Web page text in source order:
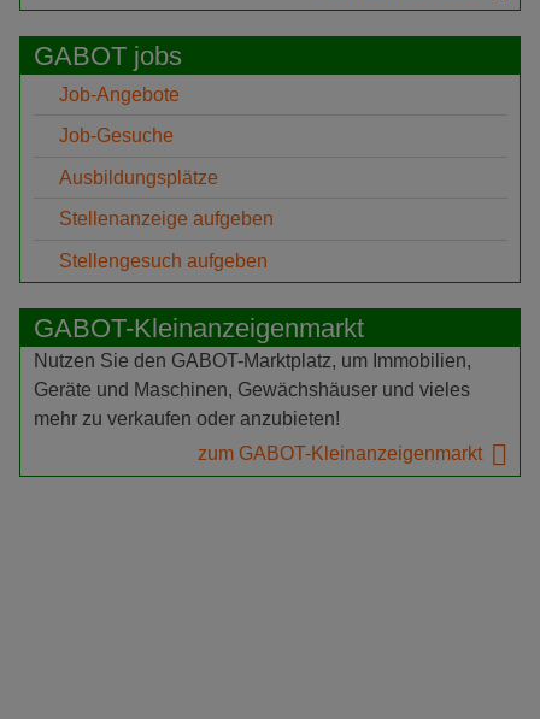
GABOT jobs
Job-Angebote
Job-Gesuche
Ausbildungsplätze
Stellenanzeige aufgeben
Stellengesuch aufgeben
GABOT-Kleinanzeigenmarkt
Nutzen Sie den GABOT-Marktplatz, um Immobilien,
Geräte und Maschinen, Gewächshäuser und vieles
mehr zu verkaufen oder anzubieten!
zum GABOT-Kleinanzeigenmarkt